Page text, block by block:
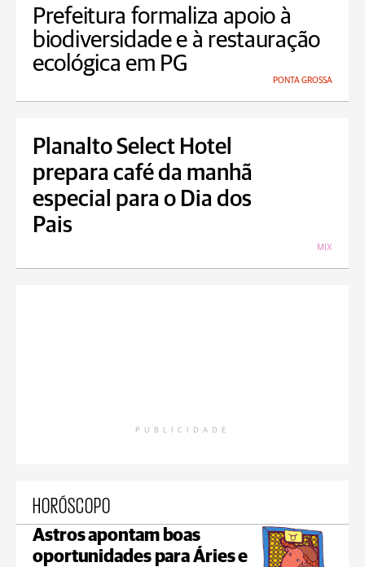
Prefeitura formaliza apoio à
biodiversidade e à restauração
ecológica em PG
PONTA GROSSA
Planalto Select Hotel
prepara café da manhã
especial para o Dia dos
Pais
MIX
PUBLICIDADE
HORÓSCOPO
Astros apontam boas
oportunidades para Áries e